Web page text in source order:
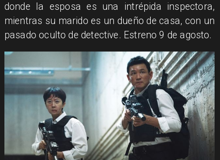
donde la esposa es una intrépida inspectora,
mientras su marido es un dueño de casa, con un
pasado oculto de detective. Estreno 9 de agosto.